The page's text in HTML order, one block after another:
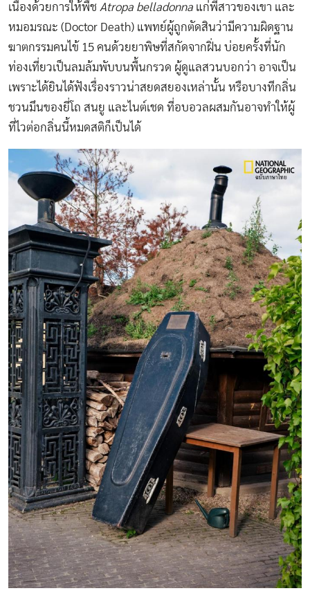
เนื่องด้วยการให้พืช Atropa belladonna แก่พี่สาวของเขา และ
หมอมรณะ (Doctor Death) แพทย์ผู้ถูกตัดสินว่ามีความผิดฐาน
ฆาตกรรมคนไข้ 15 คนด้วยยาพิษที่สกัดจากฝิ่น บ่อยครั้งที่นัก
ท่องเที่ยวเป็นลมล้มพับบนพื้นกรวด ผู้ดูแลสวนบอกว่า อาจเป็น
เพราะได้ยินได้ฟังเรื่องราวน่าสยดสยองเหล่านั้น หรือบางทีกลิ่น
ชวนมึนของยี่โถ สนยู และไนต์เชด ที่อบอวลผสมกันอาจทำให้ผู้
ที่ไวต่อกลิ่นนี้หมดสติก็เป็นได้